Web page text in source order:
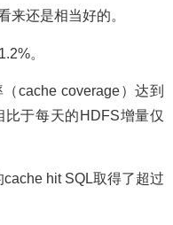
来还是相当好的。
。
cache coverage）达到
于每天的HDFS增量仅
hit SQL取得了超过